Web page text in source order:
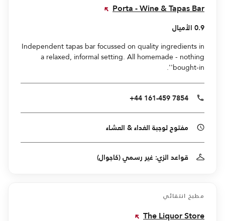
Porta - Wine & Tapas Bar
0.9 الأميال
Independent tapas bar focussed on quality ingredients in
a relaxed, informal setting. All homemade - nothing
'bought-in'.
+44 161-459 7854
مفتوح لوجبة الغداء & العشاء
قواعد الزي: غير رسمي (كاجوال)
مطبخ انتقائي
The Liquor Store